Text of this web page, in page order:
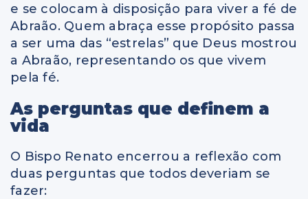
e se colocam à disposição para viver a fé de
Abraão. Quem abraça esse propósito passa
a ser uma das “estrelas” que Deus mostrou
a Abraão, representando os que vivem
pela fé.
As perguntas que definem a
vida
O Bispo Renato encerrou a reflexão com
duas perguntas que todos deveriam se
fazer: